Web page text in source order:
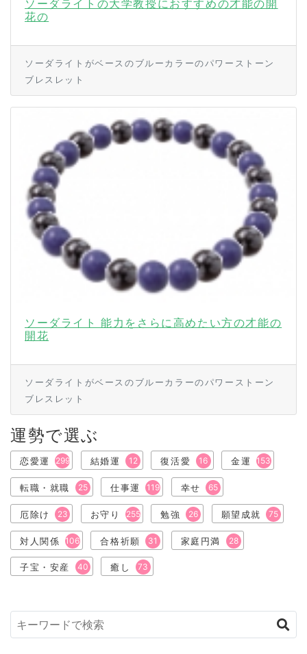
ソーダライトの大学教授におすすめの才能の開
花の
ソーダライトがベースのブルーカラーのパワーストーン
ブレスレット
ソーダライト 能力をさらに高めたい方の才能の
開花
ソーダライトがベースのブルーカラーのパワーストーン
ブレスレット
運勢で選ぶ
恋愛運 299 結婚運 12 復活愛 16 金運 153
転職・就職 25 仕事運 119 幸せ 65
厄除け 23 お守り 255 勉強 26 願望成就 75
対人関係 106 合格祈願 31 家庭円満 28
子宝・安産 40 癒し 73